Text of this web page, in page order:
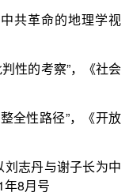
共革命的地理学视
性的考察”，《社会
全性路径”，《开放
志丹与谢子长为中
年8月号